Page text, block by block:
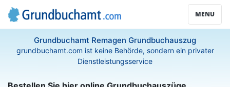
MENU
Grundbuchamt Remagen Grundbuchauszug
grundbuchamt.com ist keine Behörde, sondern ein privater
Dienstleistungsservice